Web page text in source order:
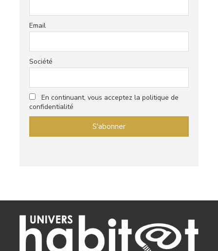
Email
Société
En continuant, vous acceptez la politique de
confidentialité